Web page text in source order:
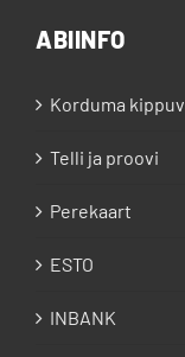
ABIINFO
Korduma
Telli ja proovi
Perekaart
ESTO
INBANK